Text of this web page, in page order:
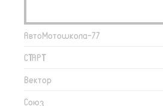
АвтоМотошкола-77
СТАРТ
Вектор
Союз